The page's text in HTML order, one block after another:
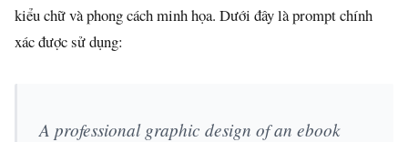
kiểu chữ và phong cách minh họa. Dưới đây là prompt chính
xác được sử dụng:
A professional graphic design of an ebook